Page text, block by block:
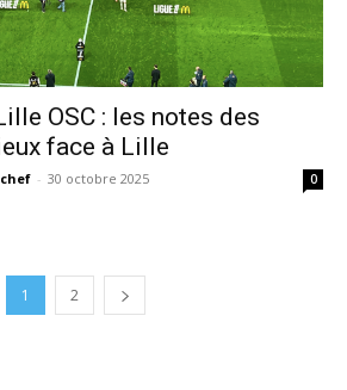
OSC : les notes des
face à Lille
chef - 30 octobre 2025 0
1 2